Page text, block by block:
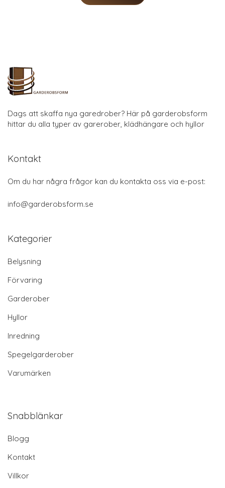
Dags att skaffa nya garedrober? Här på garderobsform
hittar du alla typer av garerober, klädhängare och hyllor
Kontakt
Om du har några frågor kan du kontakta oss via e-post:
info@garderobsform.se
Kategorier
Belysning
Förvaring
Garderober
Hyllor
Inredning
Spegelgarderober
Varumärken
Snabblänkar
Blogg
Kontakt
Villkor